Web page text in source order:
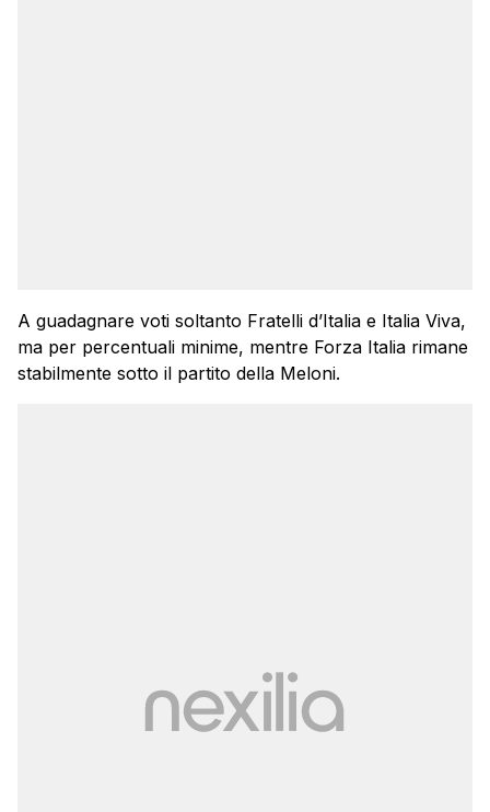
A guadagnare voti soltanto Fratelli d’Italia e Italia Viva,
ma per percentuali minime, mentre Forza Italia rimane
stabilmente sotto il partito della Meloni.